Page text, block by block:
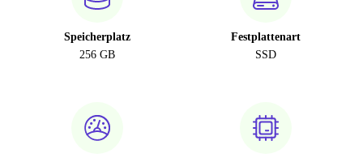
Speicherplatz
256 GB
Festplattenart
SSD